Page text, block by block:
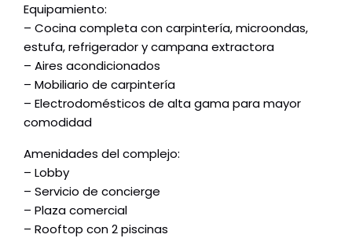
Equipamiento:
– Cocina completa con carpintería, microondas,
estufa, refrigerador y campana extractora
– Aires acondicionados
– Mobiliario de carpintería
– Electrodomésticos de alta gama para mayor
comodidad
Amenidades del complejo:
– Lobby
– Servicio de concierge
– Plaza comercial
– Rooftop con 2 piscinas